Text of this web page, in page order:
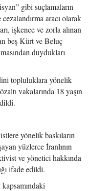
gibi suçlamaların
aracı olarak
işkence ve zorla alınan
beş Kürt ve Beluç
duydukları
topluluklara yönelik
vakalarında 18 yaşın
yönelik baskıların
yüzlerce İranlının
ve yönetici hakkında
ifade edildi.